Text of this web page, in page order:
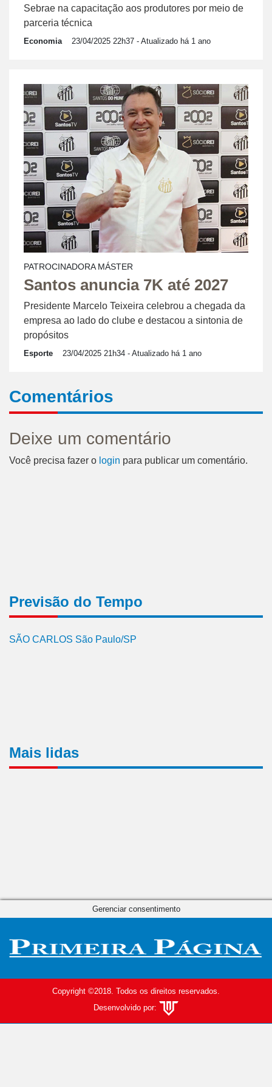
Sebrae na capacitação aos produtores por meio de
parceria técnica
Economia 23/04/2025 22h37 - Atualizado há 1 ano
PATROCINADORA MÁSTER
Santos anuncia 7K até 2027
Presidente Marcelo Teixeira celebrou a chegada da
empresa ao lado do clube e destacou a sintonia de
propósitos
Esporte 23/04/2025 21h34 - Atualizado há 1 ano
Comentários
Deixe um comentário
Você precisa fazer o login para publicar um comentário.
Previsão do Tempo
SÃO CARLOS São Paulo/SP
Mais lidas
Copyright ©2018. Todos os direitos reservados.
Desenvolvido por:
Gerenciar consentimento